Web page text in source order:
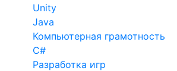
Unity
Java
Компьютерная грамотность
C#
Разработка игр